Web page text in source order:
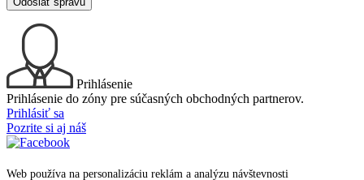
Web používa na personalizáciu reklám a analýzu návštevnosti
Prihlásenie
Prihlásenie do zóny pre súčasných obchodných partnerov.
Prihlásiť sa
Pozrite si aj náš
+421 905 123 970